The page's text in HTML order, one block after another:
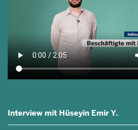
Interview mit Hüseyin Emir Y.